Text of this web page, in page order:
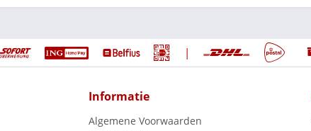
|
Informatie
Algemene Voorwaarden